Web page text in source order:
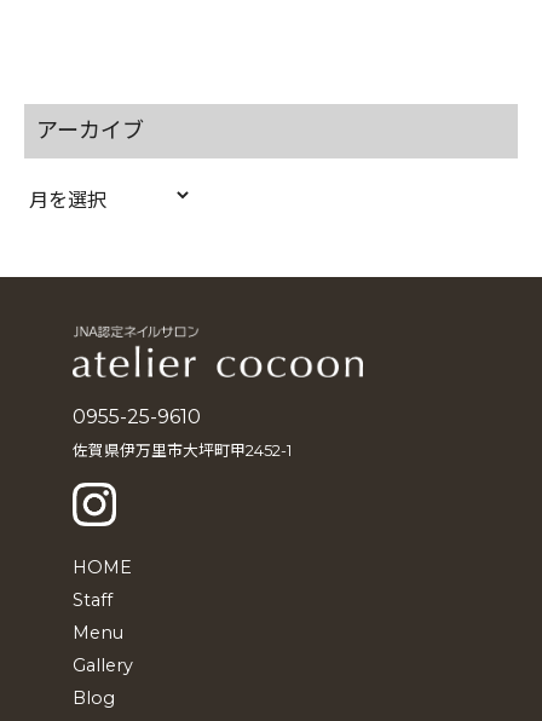
アーカイブ
ア
0955-25-9610
佐賀県伊万里市大坪町甲2452-1
HOME
Staff
Menu
Gallery
Blog